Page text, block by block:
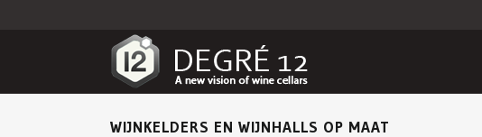
WIJNKELDERS EN WIJNHALLS OP MAAT